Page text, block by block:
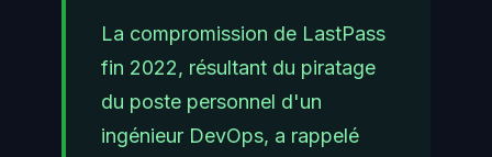
La compromission de LastPass
fin 2022, résultant du piratage
du poste personnel d'un
ingénieur DevOps, a rappelé